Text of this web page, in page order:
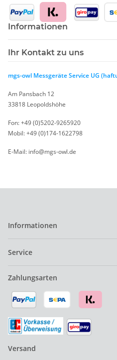
Informationen
Ihr Kontakt zu uns
mgs-owl Messgeräte Service UG
Am Pansbach 12
33818 Leopoldshöhe
Fon: +49 (0)5202-9265920
Mobil: +49 (0)174-1622798
E-Mail: info@mgs-owl.de
Informationen
Service
Zahlungsarten
Versand